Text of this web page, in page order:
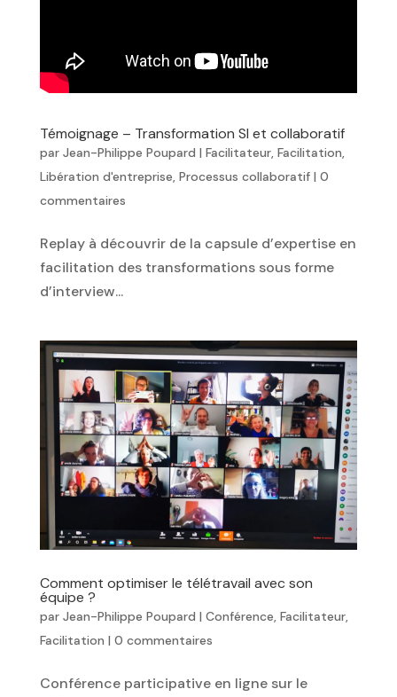
Témoignage – Transformation SI et collaboratif
par Jean-Philippe Poupard | Facilitateur, Facilitation,
Libération d'entreprise, Processus collaboratif| 0
commentaires
Replay à découvrir de la capsule d’expertise en
facilitation des transformations sous forme
d’interview...
Comment optimiser le télétravail avec son
équipe ?
par Jean-Philippe Poupard | Conférence, Facilitateur,
Facilitation | 0 commentaires
Conférence participative en ligne sur le